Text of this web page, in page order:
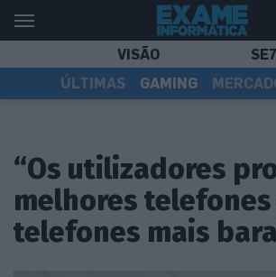
VISÃO
ÚLTIMAS
GAMING
“Os utilizadores
melhores telefones
telefones mais